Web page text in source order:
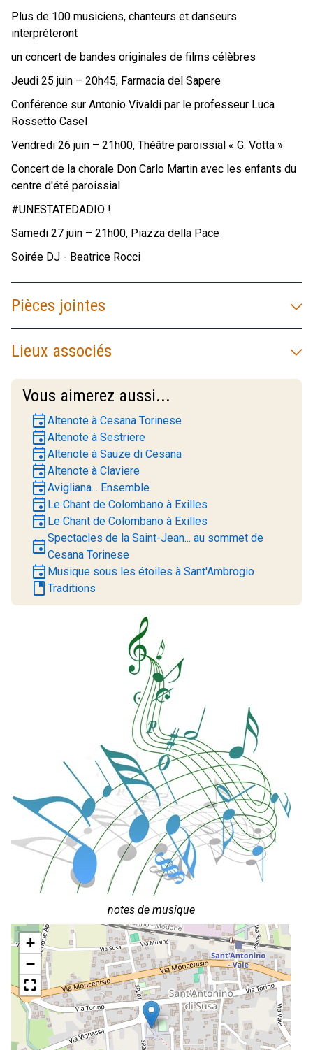
notes de musique
+
−
Plus de 100 musiciens, chanteurs et danseurs
interpréteront
un concert de bandes originales de films célèbres
Jeudi 25 juin – 20h45, Farmacia del Sapere
Conférence sur Antonio Vivaldi par le professeur Luca
Rossetto Casel
Vendredi 26 juin – 21h00, Théâtre paroissial « G. Votta »
Concert de la chorale Don Carlo Martin avec les enfants du
centre d'été paroissial
#UNESTATEDADIO !
Samedi 27 juin – 21h00, Piazza della Pace
Soirée DJ - Beatrice Rocci
Pièces jointes
Lieux associés
Vous aimerez aussi...
eventAltenote à Cesana Torinese
eventAltenote à Sestriere
eventAltenote à Sauze di Cesana
eventAltenote à Claviere
eventAvigliana... Ensemble
event Le Chant de Colombano à Exilles
event Le Chant de Colombano à Exilles
eventSpectacles de la Saint-Jean... au sommet de
Cesana Torinese
event Musique sous les étoiles à Sant'Ambrogio
book Traditions